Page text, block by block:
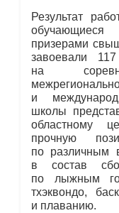
Результат
призерами
завоевали
на
и
школы
областному
прочную
по различным
в состав
по лыжным
тхэквондо,
и плаванию.